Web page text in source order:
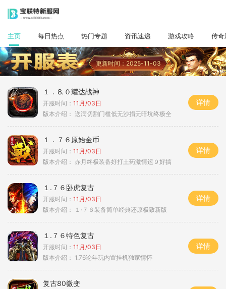
主页 每日热点 热门专题 资讯速递 游戏攻略 传奇
更新时间：2025-11-03
１．⒏０耀达战神
开服时间： 11月/03日
版本介绍： 送满切割门槛低无沙捐无暗坑终极全
详情
１．７６原始金币
开服时间： 11月/03日
版本介绍： 赤月终极装备好打土药激情运９好搞
详情
１.７６卧虎复古
开服时间： 11月/03日
版本介绍：
１·７６装备简单经典还原极致新版
详情
１.７６特色复古
开服时间： 11月/03日
版本介绍： 1.76论年玩内置挂机独家情怀
详情
复古80微变